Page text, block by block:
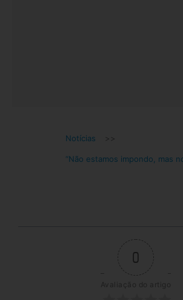
Notícias >>
“Não estamos impondo, mas
0
Avaliação do artigo